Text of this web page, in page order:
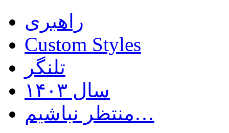
راهبری
Custom Styles
تلنگر
سال ۱۴۰۳
منتظر نباشیم…